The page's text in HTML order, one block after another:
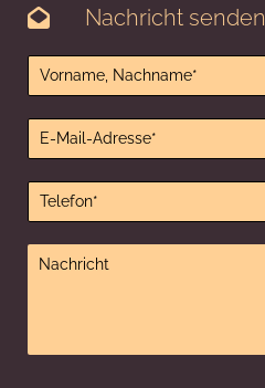
 Nachricht senden